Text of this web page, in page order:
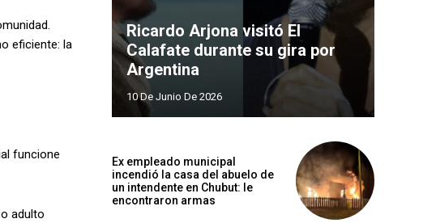
eficiente: la
funcione
adulto
Ricardo Arjona visitó El
Calafate durante su gira por
Argentina
10 De Junio De 2026
Ex empleado municipal
incendió la casa del abuelo de
un intendente en Chubut: le
encontraron armas